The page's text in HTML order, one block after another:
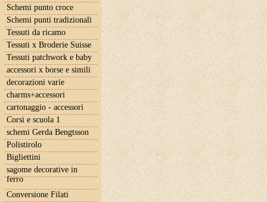
Schemi punto croce
Schemi punti tradizionali
Tessuti da ricamo
Tessuti x Broderie Suisse
Tessuti patchwork e baby
accessori x borse e simili
decorazioni varie
charms+accessori
cartonaggio - accessori
Corsi e scuola 1
schemi Gerda Bengtsson
Polistirolo
Bigliettini
sagome decorative in
ferro
Conversione Filati